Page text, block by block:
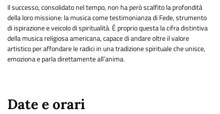
Il successo, consolidato nel tempo, non ha però scalfito la profondità
della loro missione: la musica come testimonianza di Fede, strumento
di ispirazione e veicolo di spiritualità. È proprio questa la cifra distintiva
della musica religiosa americana, capace di andare oltre il valore
artistico per affondare le radici in una tradizione spirituale che unisce,
emoziona e parla direttamente all’anima.
Date e orari